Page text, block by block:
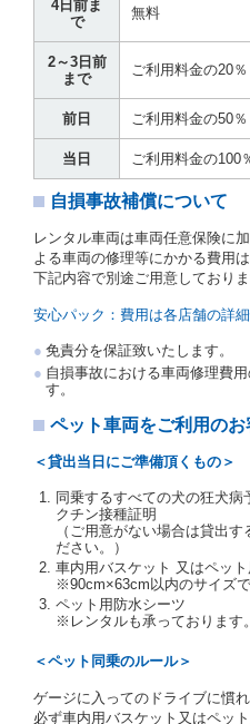
運転者の義務と定められ
す。
当社は、監督官庁の基本
簿(貸渡原票)及び第１３
運転者の氏名、住所、運
（注２）の番号を記載し
写しを添付するため、貸
人に対し、借受人の指定
といいます。）の運転免
の写しの提出を求めるこ
を提示し、借受人と運転
の運転免許証を提示する
注１）監督官庁の基本
旅第138号 平成7年6月
ことをいいます。
注２）運転免許証とは
される運転免許証のう
す。
に対し、運転免許証のほ
あります。
当社は、貸渡契約の締結
人及び運転者と連絡する
を求めます。
当社は、貸渡契約の締結
レジットカード若しくは
はその他の支払方法を指
借受人は契約後の借受期
当社は、借受人又は運転
は、貸渡契約の締結を拒
4日前ま
で
無料
2～3日前
まで
ご利用料金の20％
前日 ご利用料金の50％
当日 ご利用料金の100
自損事故補償について
レンタル車両は車両任意保険に
よる車両の修理等にかかる費用
下記内容で別途ご用意しており
安心パック：費用は各店舗の詳
免責分を保証致いたします。
自損事故における車両修理費
す。
ペット車両をご利用のお
＜貸出当日にご準備頂くもの＞
同乗するすべての犬の狂犬
クチン接種証明
（ご用意がない場合は貸出
ださい。）
車内用バスケット 又はペッ
※90cm×63cm以内のサイズで
ペット用防水シーツ
※レンタルも承っております
＜ペット同乗のルール＞
ゲージに入ってのドライブに慣
必ず車内用バスケット又はペッ